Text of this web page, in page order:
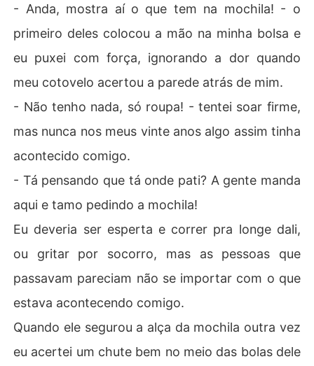
- Anda, mostra aí o que tem na mochila! - o
primeiro deles colocou a mão na minha bolsa e
eu puxei com força, ignorando a dor quando
meu cotovelo acertou a parede atrás de mim.
- Não tenho nada, só roupa! - tentei soar firme,
mas nunca nos meus vinte anos algo assim tinha
acontecido comigo.
- Tá pensando que tá onde pati? A gente manda
aqui e tamo pedindo a mochila!
Eu deveria ser esperta e correr pra longe dali,
ou gritar por socorro, mas as pessoas que
passavam pareciam não se importar com o que
estava acontecendo comigo.
Quando ele segurou a alça da mochila outra vez
eu acertei um chute bem no meio das bolas dele